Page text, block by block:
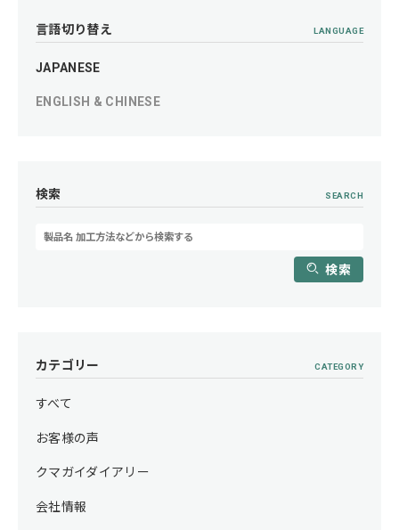
言語切り替え LANGUAGE
JAPANESE
ENGLISH & CHINESE
検索 SEARCH
検索
カテゴリー CATEGORY
すべて
お客様の声
クマガイダイアリー
会社情報